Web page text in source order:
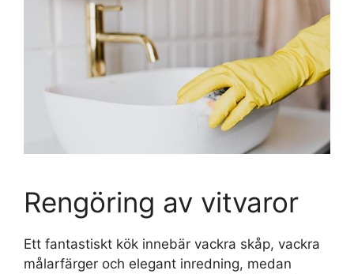
Rengöring av vitvaror
Ett fantastiskt kök innebär vackra skåp, vackra
målarfärger och elegant inredning, medan